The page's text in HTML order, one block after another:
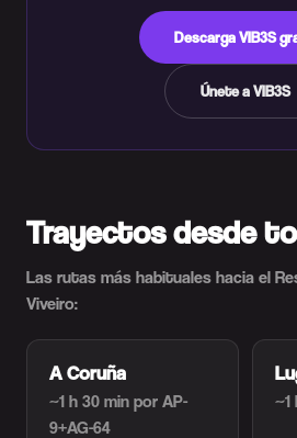
Descarga VIB3S
Únete a VIB3S
Trayectos desde
Las rutas más habituales hacia el
Viveiro:
A Coruña
~1 h 30 min por AP-
9+AG-64
~1